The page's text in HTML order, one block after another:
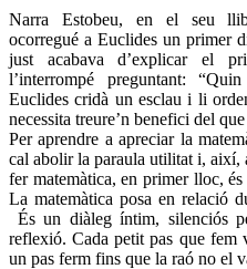
Narra Estobeu, en el seu
ocorregué a Euclides un primer
just acabava d’explicar el
l’interrompé preguntant:
Euclides cridà un esclau i li
necessita treure’n benefici del
Per aprendre a apreciar la
cal abolir la paraula utilitat i, així,
fer matemàtica, en primer lloc,
La matemàtica posa en relació
És un diàleg íntim, silenciós
reflexió. Cada petit pas que
un pas ferm fins que la raó no el